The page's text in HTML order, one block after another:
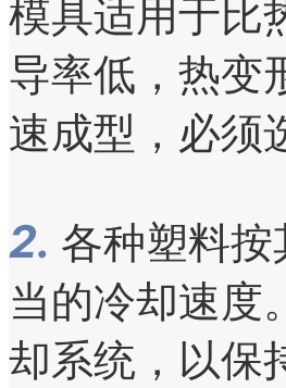
模具适用于比
导率低，热变
速成型，必须
2. 各种塑料
当的冷却速度
却系统，以保